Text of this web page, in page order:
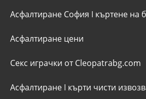
Асфалтиране София I къртене на
Асфалтиране цени
Секс играчки от Cleopatrabg.com
Асфалтиране I кърти чисти